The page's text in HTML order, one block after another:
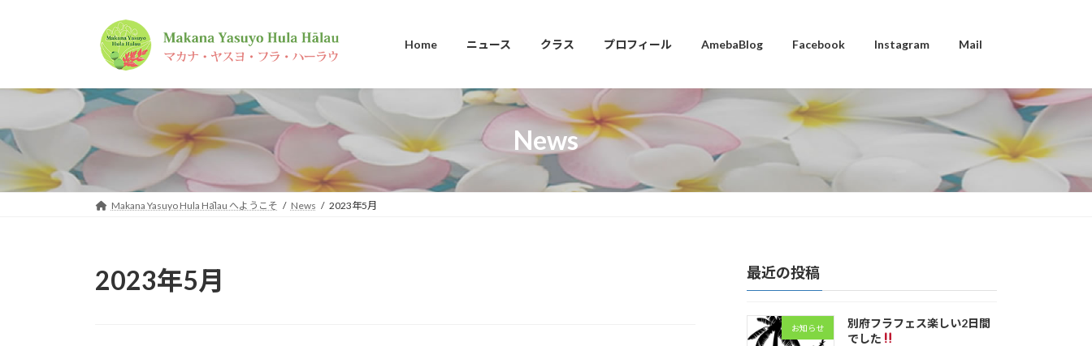
ツ
ス
キ
プ
シ
ン
に
動
Home ニュース クラス プロフィール AmebaBlog Facebook Instagram Mail
News
Makana Yasuyo Hula Hālau へようこそ News 2023年5月
2023年5月 最近の投稿
お知らせ
別府フラフェス楽しい2日間
でした